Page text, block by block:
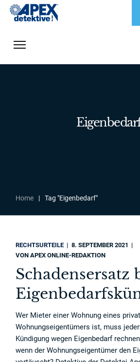
Home | Tag "Eigenbedarf"
RECHTSURTEILE
8. SEPTEMBER 2021
VONAPEX ONLINE-REDAKTION
Schadensersatz
Wer Mieter einer Wohnung eines
Wohnungseigentümers ist, muss
Kündigung wegen Eigenbedarf
wenn der Wohnungseigentümer den